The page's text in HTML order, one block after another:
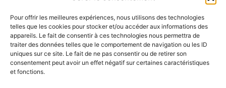
Pour offrir les meilleures expériences, nous utilisons des technologies
telles que les cookies pour stocker et/ou accéder aux informations des
appareils. Le fait de consentir à ces technologies nous permettra de
traiter des données telles que le comportement de navigation ou les ID
uniques sur ce site. Le fait de ne pas consentir ou de retirer son
consentement peut avoir un effet négatif sur certaines caractéristiques
et fonctions.
Réseaux sociaux
facebook